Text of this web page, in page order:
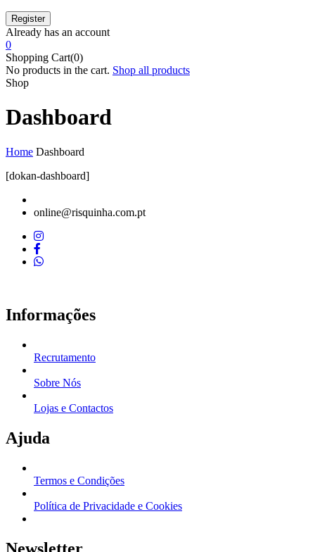
Already has an account
0
Shopping Cart(0)
No products in the cart. Shop all products
Shop
Dashboard
Home Dashboard
[dokan-dashboard]
online@risquinha.com.pt
Informações
Recrutamento
Sobre Nós
Lojas e Contactos
Ajuda
Termos e Condições
Política de Privacidade e Cookies